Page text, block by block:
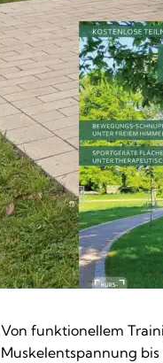
Von funktionellem
Muskelentspannung